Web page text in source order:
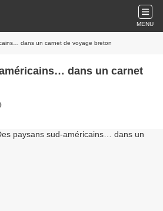
MENU
dans un carnet de voyage breton
dans un carnet